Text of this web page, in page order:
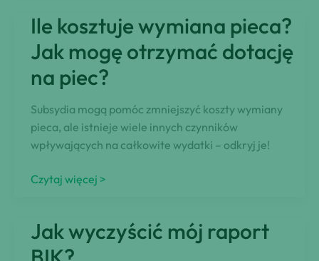
to
kosztuje?
Koszt
gazem
Ile kosztuje wymiana pieca?
Jak mogę otrzymać dotację
na piec?
Subsydia mogą pomóc zmniejszyć koszty wymiany
pieca, ale istnieje wiele innych czynników
wpływających na całkowite wydatki – odkryj je!
Ile
pieca?
Jak
Czytaj więcej >
Jak wyczyścić mój raport